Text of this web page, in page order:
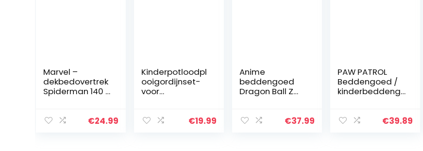
Marvel –
dekbedovertrek
Spiderman 140 x
blauw – Blauw
€24.99
Kinderpotloodpl
ooigordijnset-
voor
boerderijdieren
€19.99
Anime
beddengoed
Dragon Ball Z
motief 3D
€37.99
PAW PATROL
Beddengoed /
kinderbeddeng
Chase **
€39.89